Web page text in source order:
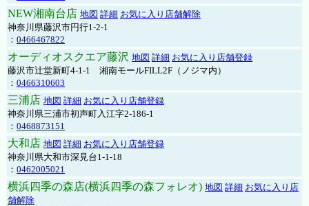
NEW湘南台店 地図 詳細 お気に入り店舗解除
神奈川県藤沢市円行1-2-1
： 0466467822
オーディオスクエア藤沢 地図 詳細 お気に入り店舗登録
藤沢市辻堂新町4-1-1 湘南モールFILL2F（ノジマ内）
： 0466310603
三浦店 地図 詳細 お気に入り店舗登録
神奈川県三浦市初声町入江字2-186-1
： 0468873151
大和店 地図 詳細 お気に入り店舗登録
神奈川県大和市深見台1-1-18
： 0462005021
横浜四季の森店(横浜四季の森フォレオ) 地図 詳細 お気に入り店
舗解除